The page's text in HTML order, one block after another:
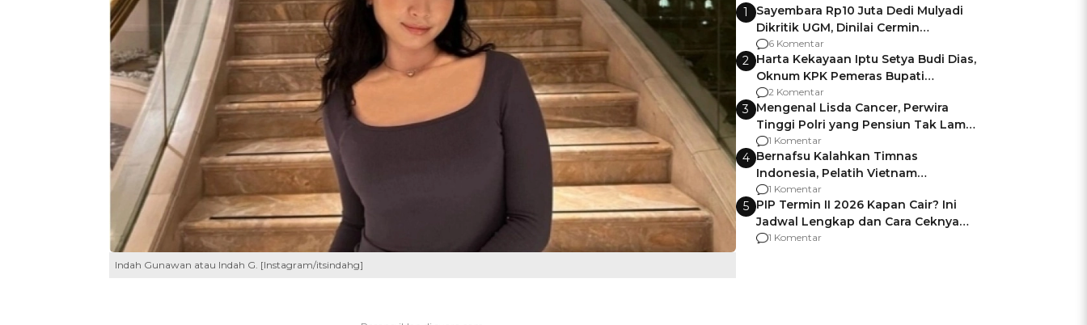
Indah Gunawan atau Indah G. [Instagram/itsindahg]
1
Sayembara Rp10 Juta Dedi Mulyadi
Dikritik UGM, Dinilai Cermin
Gagalnya Negara Jamin Keamanan
6 Komentar
2 Harta Kekayaan Iptu Setya Budi Dias,
Oknum KPK Pemeras Bupati
Pemalang
2 Komentar
3 Mengenal Lisda Cancer, Perwira
Tinggi Polri yang Pensiun Tak Lama
Usai Jadi Brigjen
1 Komentar
4 Bernafsu Kalahkan Timnas
Indonesia, Pelatih Vietnam
Berencana Pakai Jimat di Pakansari
1 Komentar
5 PIP Termin II 2026 Kapan Cair? Ini
Jadwal Lengkap dan Cara Ceknya
agar Dana Tidak Hangus!
1 Komentar